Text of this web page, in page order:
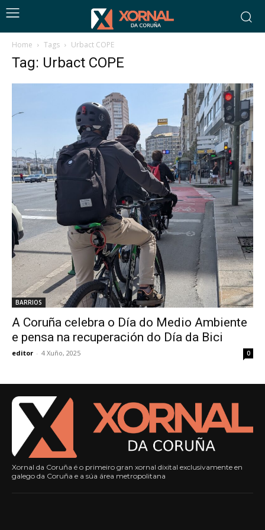
Home Tags Urbact COPE
Tag: Urbact COPE
BARRIOS
A Coruña celebra o Día do Medio Ambiente
e pensa na recuperación do Día da Bici
editor - 4 Xuño, 2025 0
Xornal da Coruña é o primeiro gran xornal dixital exclusivamente en
galego da Coruña e a súa área metropolitana